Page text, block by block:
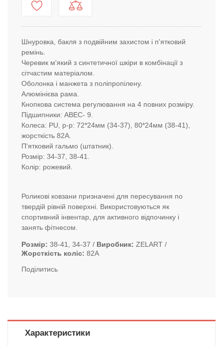
Шнуровка, бакля з подвійним захистом і п'ятковий
ремінь.
Черевик м'який з синтетичної шкіри в комбінації з
сітчастим матеріалом.
Оболонка і манжета з поліпропілену.
Алюмінієва рама.
Кнопкова система регулювання на 4 повних розміру.
Підшипники: ABEC- 9.
Колеса: PU, р-р: 72*24мм (34-37), 80*24мм (38-41),
жорсткість 82А.
П'ятковий гальмо (штатник).
Розмір: 34-37, 38-41.
Колір: рожевий.
Роликові ковзани призначені для пересування по
твердій рівній поверхні. Використовуються як
спортивний інвентар, для активного відпочинку і
занять фітнесом.
Розмір 38-41, 34-37 Виробник ZELART
Жорсткість коліс 82A
Поділитись
Характеристики